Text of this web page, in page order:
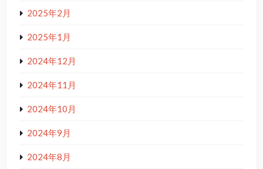
2025年2月
2025年1月
2024年12月
2024年11月
2024年10月
2024年9月
2024年8月